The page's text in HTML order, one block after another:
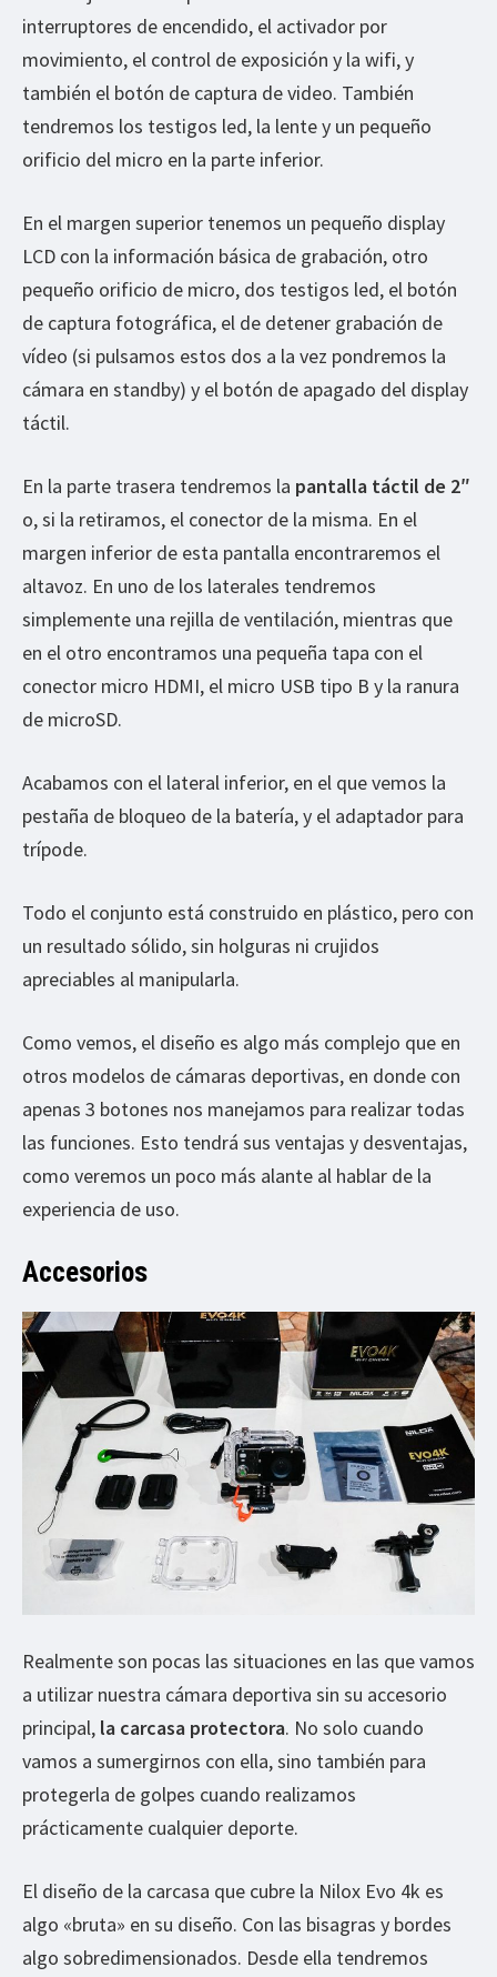
interruptores de encendido, el activador por
movimiento, el control de exposición y la wifi, y
también el botón de captura de video. También
tendremos los testigos led, la lente y un pequeño
orificio del micro en la parte inferior.
En el margen superior tenemos un pequeño display
LCD con la información básica de grabación, otro
pequeño orificio de micro, dos testigos led, el botón
de captura fotográfica, el de detener grabación de
vídeo (si pulsamos estos dos a la vez pondremos la
cámara en standby) y el botón de apagado del display
táctil.
En la parte trasera tendremos la pantalla táctil de 2″
o, si la retiramos, el conector de la misma. En el
margen inferior de esta pantalla encontraremos el
altavoz. En uno de los laterales tendremos
simplemente una rejilla de ventilación, mientras que
en el otro encontramos una pequeña tapa con el
conector micro HDMI, el micro USB tipo B y la ranura
de microSD.
Acabamos con el lateral inferior, en el que vemos la
pestaña de bloqueo de la batería, y el adaptador para
trípode.
Todo el conjunto está construido en plástico, pero con
un resultado sólido, sin holguras ni crujidos
apreciables al manipularla.
Como vemos, el diseño es algo más complejo que en
otros modelos de cámaras deportivas, en donde con
apenas 3 botones nos manejamos para realizar todas
las funciones. Esto tendrá sus ventajas y desventajas,
como veremos un poco más alante al hablar de la
experiencia de uso.
Accesorios
Realmente son pocas las situaciones en las que vamos
a utilizar nuestra cámara deportiva sin su accesorio
principal, la carcasa protectora. No solo cuando
vamos a sumergirnos con ella, sino también para
protegerla de golpes cuando realizamos
prácticamente cualquier deporte.
El diseño de la carcasa que cubre la Nilox Evo 4k es
algo «bruta» en su diseño. Con las bisagras y bordes
algo sobredimensionados. Desde ella tendremos